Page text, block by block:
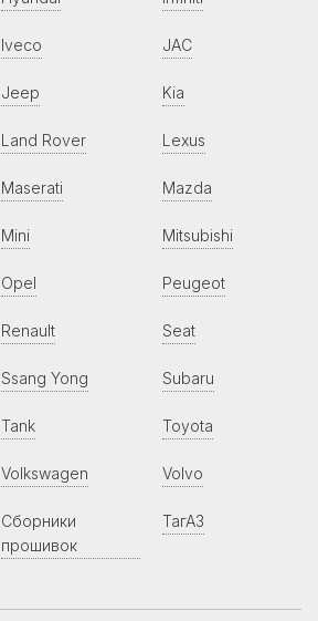
Iveco JAC
Jeep Kia
Land Rover Lexus
Maserati Mazda
Mini Mitsubishi
Opel Peugeot
Renault Seat
Ssang Yong Subaru
Tank Toyota
Volkswagen Volvo
Сборники
прошивок
ТагАЗ